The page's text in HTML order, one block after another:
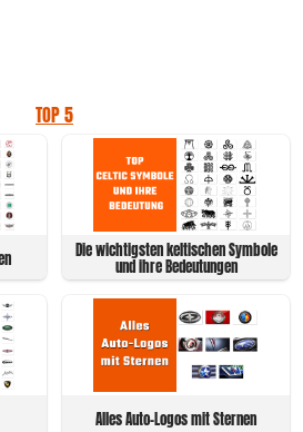
TOP 5
Die wichtigsten keltischen Symbole
und ihre Bedeutungen
Alles Auto-Logos mit Sternen